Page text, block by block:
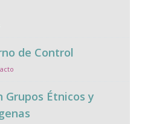
de Control
Grupos Étnicos y